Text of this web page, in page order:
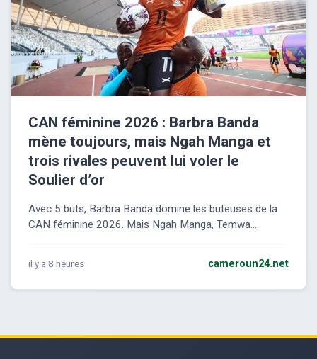
CAN féminine 2026 : Barbra Banda
mène toujours, mais Ngah Manga et
trois rivales peuvent lui voler le
Soulier d’or
Avec 5 buts, Barbra Banda domine les buteuses de la
CAN féminine 2026. Mais Ngah Manga, Temwa...
il y a 8 heures cameroun24.net